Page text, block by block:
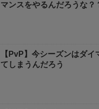
マンスをやるんだろうな？
【PvP】今シーズンはダイ
てしまうんだろう